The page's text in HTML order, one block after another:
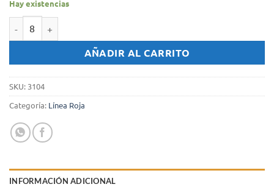
Hay existencias
Tomate triturado de-mo x 950 gr. cantidad
AÑADIR AL CARRITO
SKU: 3104
Categoría: Línea Roja
INFORMACIÓN ADICIONAL